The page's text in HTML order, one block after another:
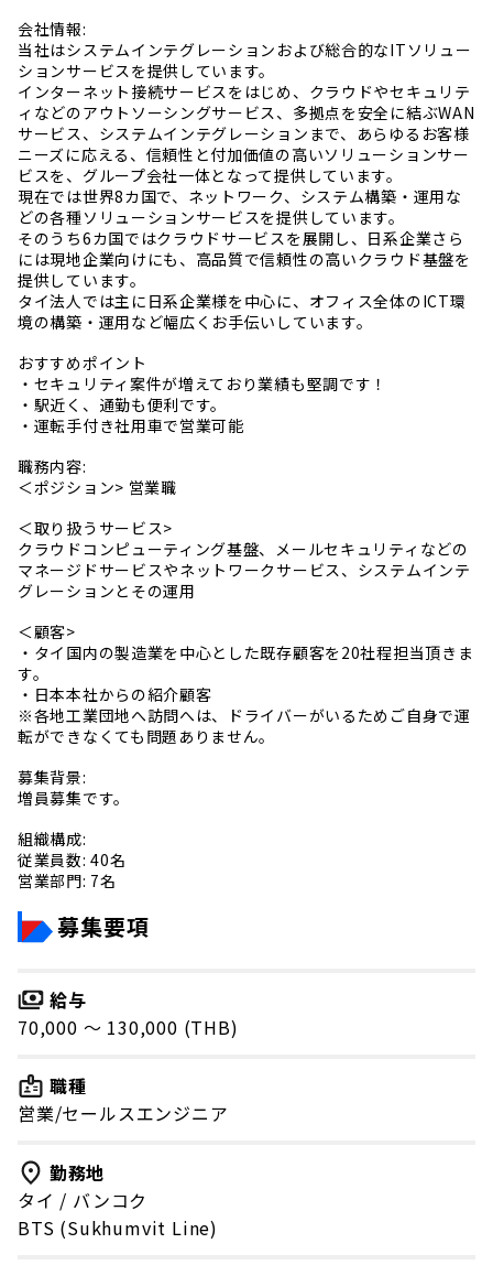
会社情報:
当社はシステムインテグレーションおよび総合的なITソリュー
ションサービスを提供しています。
インターネット接続サービスをはじめ、クラウドやセキュリテ
ィなどのアウトソーシングサービス、多拠点を安全に結ぶWAN
サービス、システムインテグレーションまで、あらゆるお客様
ニーズに応える、信頼性と付加価値の高いソリューションサー
ビスを、グループ会社一体となって提供しています。
現在では世界8カ国で、ネットワーク、システム構築・運用な
どの各種ソリューションサービスを提供しています。
そのうち6カ国ではクラウドサービスを展開し、日系企業さら
には現地企業向けにも、高品質で信頼性の高いクラウド基盤を
提供しています。
タイ法人では主に日系企業様を中心に、オフィス全体のICT環
境の構築・運用など幅広くお手伝いしています。
おすすめポイント
・セキュリティ案件が増えており業績も堅調です！
・駅近く、通勤も便利です。
・運転手付き社用車で営業可能
職務内容:
＜ポジション> 営業職
＜取り扱うサービス>
クラウドコンピューティング基盤、メールセキュリティなどの
マネージドサービスやネットワークサービス、システムインテ
グレーションとその運用
＜顧客>
・タイ国内の製造業を中心とした既存顧客を20社程担当頂きま
す。
・日本本社からの紹介顧客
※各地工業団地へ訪問へは、ドライバーがいるためご自身で運
転ができなくても問題ありません。
募集背景:
増員募集です。
組織構成:
従業員数: 40名
営業部門: 7名
募集要項
給与
70,000 〜 130,000 (THB)
職種
営業/セールスエンジニア
勤務地
タイ / バンコク
BTS (Sukhumvit Line)